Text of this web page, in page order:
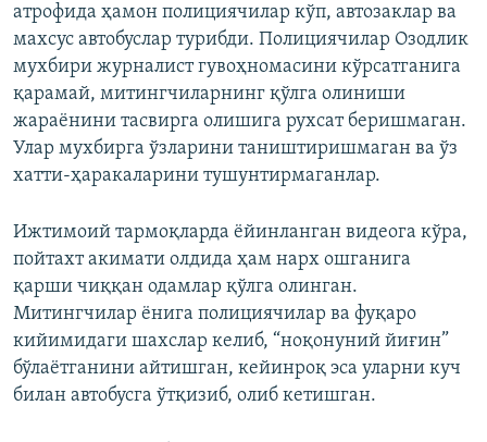
атрофида ҳамон полициячилар кўп, автозаклар ва
махсус автобуслар турибди. Полициячилар Озодлик
мухбири журналист гувоҳномасини кўрсатганига
қарамай, митингчиларнинг қўлга олиниши
жараёнини тасвирга олишига рухсат беришмаган.
Улар мухбирга ўзларини таништиришмаган ва ўз
хатти-ҳаракаларини тушунтирмаганлар.
Ижтимоий тармоқларда ёйинланган видеога кўра,
пойтахт акимати олдида ҳам нарх ошганига
қарши чиққан одамлар қўлга олинган.
Митингчилар ёнига полициячилар ва фуқаро
кийимидаги шахслар келиб, “ноқонуний йиғин”
бўлаётганини айтишган, кейинроқ эса уларни куч
билан автобусга ўтқизиб, олиб кетишган.